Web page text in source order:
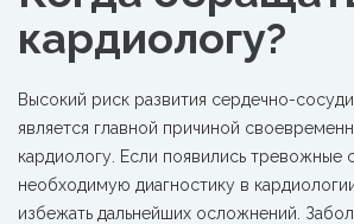
кардиологу?
Высокий риск развития сердечно-
является главной причиной
кардиологу. Если появились тревожные
необходимую диагностику в
избежать дальнейших осложнений.